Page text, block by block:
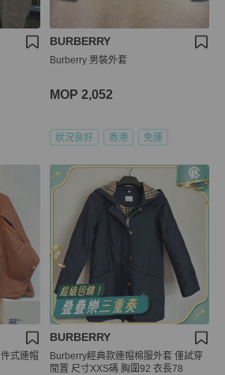
BURBERRY
Burberry 男裝外套
MOP 2,052
狀況良好 香港 免運
式連帽
BURBERRY
Burberry經典款連帽棉服外套 僅試穿
閒置 尺寸XXS碼 胸圍92 衣長78